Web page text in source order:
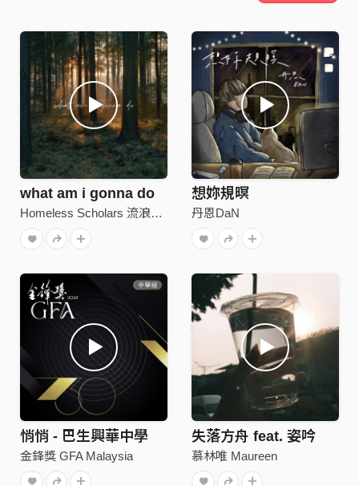
what am i gonna do
Homeless Scholars 流浪學者
想妳規暝
丹恩DaN
悄悄 - 巴生興華中學
金鋒獎 GFA Malaysia
失落方舟 feat. 姿吟
慕林唯 Maureen